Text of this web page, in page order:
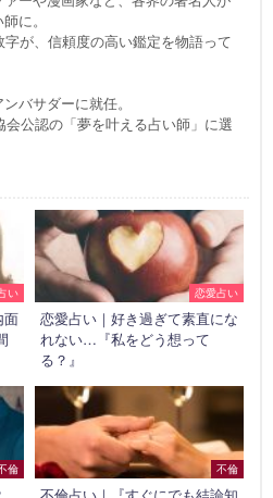
に。
が、信頼度の高い鑑定を物語って
バサダーに就任。
公認の「夢を叶える占い師」に選
い
面
恋愛占い
恋愛占い｜好き過ぎて素直にな
れない…『私をどう想って
る？』
倫 不倫